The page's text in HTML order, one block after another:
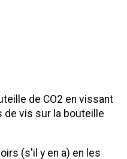
de CO2 en vissant
de vis sur la bouteille
(s'il y en a) en les